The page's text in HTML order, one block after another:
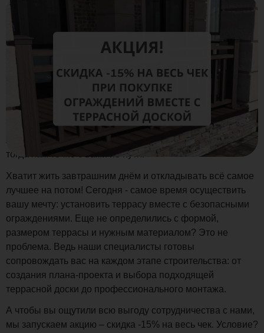
А Вы любите скидки так же, как их любим мы? Если да,
тогда нам точно с вами по пути!
Хватит жить завтрашним днём и откладывать всё самое
лучшее на потом! Сегодня - самое время осуществить
вашу мечту: установить террасу вместе с безопасными
ограждениями. Еще не определились с формой,
размером террасы и нужным материалом? Это не
проблема. Ведь наши специалисты готовы
сопровождать вас на каждом этапе строительства: от
создания плана-проекта и выбора подходящей
террасной доски до профессионального монтажа.
А чтобы вы ощутили всю выгоду сотрудничества с нами,
мы запускаем акцию – скидка -15% на весь чек. Условие?